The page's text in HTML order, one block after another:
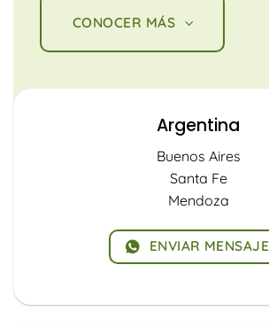
CONOCER MÁS
Argentina
Buenos Aires
Santa Fe
Mendoza
ENVIAR MENSAJE